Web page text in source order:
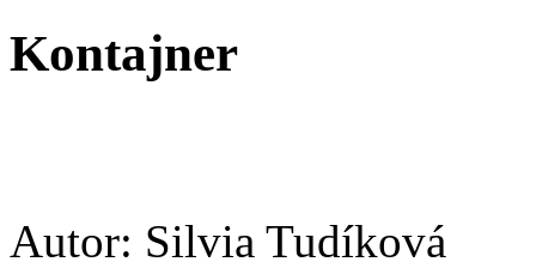
Kontajner
Autor: Silvia Tudíková